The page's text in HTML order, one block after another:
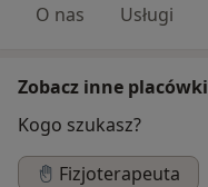
O nas Usługi
Zobacz inne placówki
Kogo szukasz?
Fizjoterapeuta